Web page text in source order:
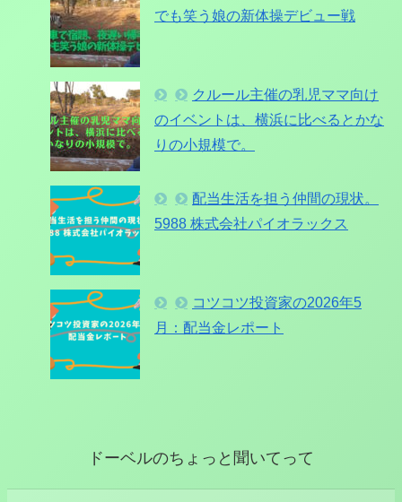
でも笑う娘の新体操デビュー戦
クルール主催の乳児ママ向け
のイベントは、横浜に比べるとかな
りの小規模で。
配当生活を担う仲間の現状。
5988 株式会社パイオラックス
コツコツ投資家の2026年5
月：配当金レポート
ドーベルのちょっと聞いてって